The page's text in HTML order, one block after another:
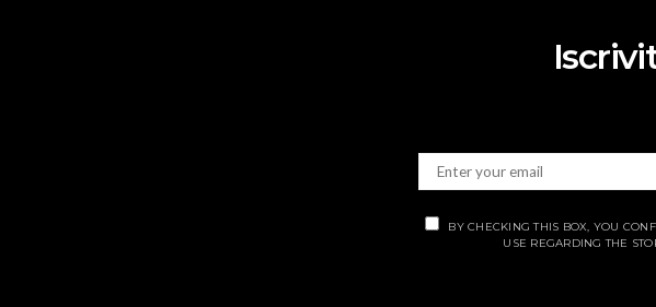
BY CHECKING THIS BOX, YOU
USE REGARDING THE